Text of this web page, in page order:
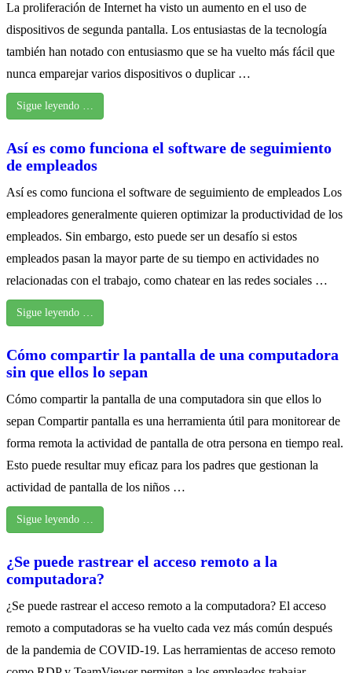
La proliferación de Internet ha visto un aumento en el uso de
dispositivos de segunda pantalla. Los entusiastas de la tecnología
también han notado con entusiasmo que se ha vuelto más fácil que
nunca emparejar varios dispositivos o duplicar …
Sigue leyendo …
Así es como funciona el software de seguimiento
de empleados
Así es como funciona el software de seguimiento de empleados Los
empleadores generalmente quieren optimizar la productividad de los
empleados. Sin embargo, esto puede ser un desafío si estos
empleados pasan la mayor parte de su tiempo en actividades no
relacionadas con el trabajo, como chatear en las redes sociales …
Sigue leyendo …
Cómo compartir la pantalla de una computadora
sin que ellos lo sepan
Cómo compartir la pantalla de una computadora sin que ellos lo
sepan Compartir pantalla es una herramienta útil para monitorear de
forma remota la actividad de pantalla de otra persona en tiempo real.
Esto puede resultar muy eficaz para los padres que gestionan la
actividad de pantalla de los niños …
Sigue leyendo …
¿Se puede rastrear el acceso remoto a la
computadora?
¿Se puede rastrear el acceso remoto a la computadora? El acceso
remoto a computadoras se ha vuelto cada vez más común después
de la pandemia de COVID-19. Las herramientas de acceso remoto